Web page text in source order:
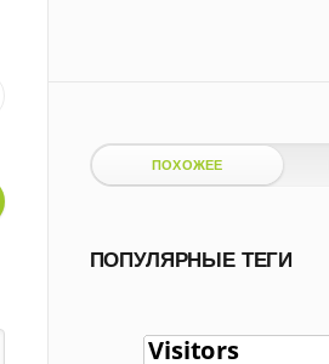
ПОХОЖЕЕ
ПОПУЛЯРНЫЕ ТЕГИ